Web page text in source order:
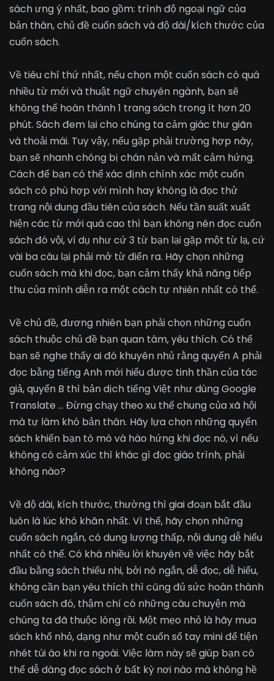
sách ưng ý nhất, bao gồm: trình độ ngoại ngữ của
bản thân, chủ đề cuốn sách và độ dài/kích thước của
cuốn sách.
Về tiêu chí thứ nhất, nếu chọn một cuốn sách có quá
nhiều từ mới và thuật ngữ chuyên ngành, bạn sẽ
không thể hoàn thành 1 trang sách trong ít hơn 20
phút. Sách đem lại cho chúng ta cảm giác thư giãn
và thoải mái. Tuy vậy, nếu gặp phải trường hợp này,
bạn sẽ nhanh chóng bị chán nản và mất cảm hứng.
Cách để bạn có thể xác định chính xác một cuốn
sách có phù hợp với mình hay không là đọc thử
trang nội dung đầu tiên của sách. Nếu tần suất xuất
hiện các từ mới quá cao thì bạn không nên đọc cuốn
sách đó vội, ví dụ như cứ 3 từ bạn lại gặp một từ lạ, cứ
vài ba câu lại phải mở từ điển ra. Hãy chọn những
cuốn sách mà khi đọc, bạn cảm thấy khả năng tiếp
thu của mình diễn ra một cách tự nhiên nhất có thể.
Về chủ đề, đương nhiên bạn phải chọn những cuốn
sách thuộc chủ đề bạn quan tâm, yêu thích. Có thể
bạn sẽ nghe thấy ai đó khuyên nhủ rằng quyển A phải
đọc bằng tiếng Anh mới hiểu được tinh thần của tác
giả, quyển B thì bản dịch tiếng Việt như dùng Google
Translate … Đừng chạy theo xu thế chung của xã hội
mà tự làm khó bản thân. Hãy lựa chọn những quyển
sách khiến bạn tò mò và hào hứng khi đọc nó, vì nếu
không có cảm xúc thì khác gì đọc giáo trình, phải
không nào?
Về độ dài, kích thước, thường thì giai đoạn bắt đầu
luôn là lúc khó khăn nhất. Vì thế, hãy chọn những
cuốn sách ngắn, có dung lượng thấp, nội dung dễ hiểu
nhất có thể. Có khá nhiều lời khuyên về việc hãy bắt
đầu bằng sách thiếu nhi, bởi nó ngắn, dễ đọc, dễ hiểu,
không cần bạn yêu thích thì cũng đủ sức hoàn thành
cuốn sách đó, thậm chí có những câu chuyện mà
chúng ta đã thuộc lòng rồi. Một mẹo nhỏ là hãy mua
sách khổ nhỏ, dạng như một cuốn sổ tay mini để tiện
nhét túi áo khi ra ngoài. Việc làm này sẽ giúp bạn có
thể dễ dàng đọc sách ở bất kỳ nơi nào mà không hề